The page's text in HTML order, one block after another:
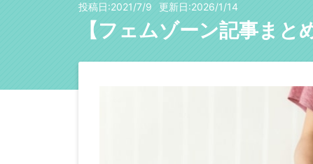
投稿日:2021/7/9 更新日:2026/1/14
【フェムゾーン記事ま